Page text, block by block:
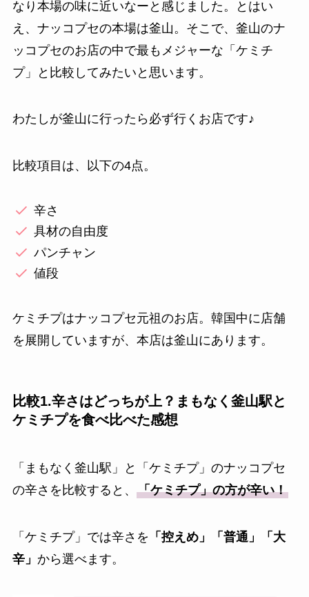
なり本場の味に近いなーと感じました。とはい
え、ナッコプセの本場は釜山。そこで、釜山のナ
ッコプセのお店の中で最もメジャーな「ケミチ
プ」と比較してみたいと思います。
わたしが釜山に行ったら必ず行くお店です♪
比較項目は、以下の4点。
辛さ
具材の自由度
パンチャン
値段
ケミチプはナッコプセ元祖のお店。韓国中に店舗
を展開していますが、本店は釜山にあります。
比較1.辛さはどっちが上？まもなく釜山駅と
ケミチプを食べ比べた感想
「まもなく釜山駅」と「ケミチプ」のナッコプセ
の辛さを比較すると、 「ケミチプ」の方が辛い！
「ケミチプ」では辛さを 「控えめ」「普通」「大
辛」 から選べます。